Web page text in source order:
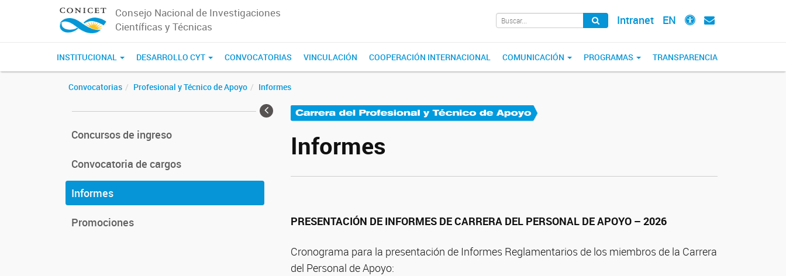
Consejo Nacional de Investigaciones
Científicas y Técnicas
Intranet EN
INSTITUCIONAL DESARROLLO CYT CONVOCATORIAS VINCULACIÓN COOPERACIÓN INTERNACIONAL COMUNICACIÓN PROGRAMAS TRANSPARENCIA
Convocatorias Profesional y Técnico de Apoyo Informes
Informes
PRESENTACIÓN DE INFORMES DE CARRERA DEL PERSONAL DE APOYO – 2026
Cronograma para la presentación de Informes Reglamentarios de los miembros de la Carrera
del Personal de Apoyo:
Concursos de ingreso
Convocatoria de cargos
Informes
Promociones